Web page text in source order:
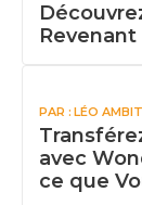
PAR : LÉO
avec
ce que